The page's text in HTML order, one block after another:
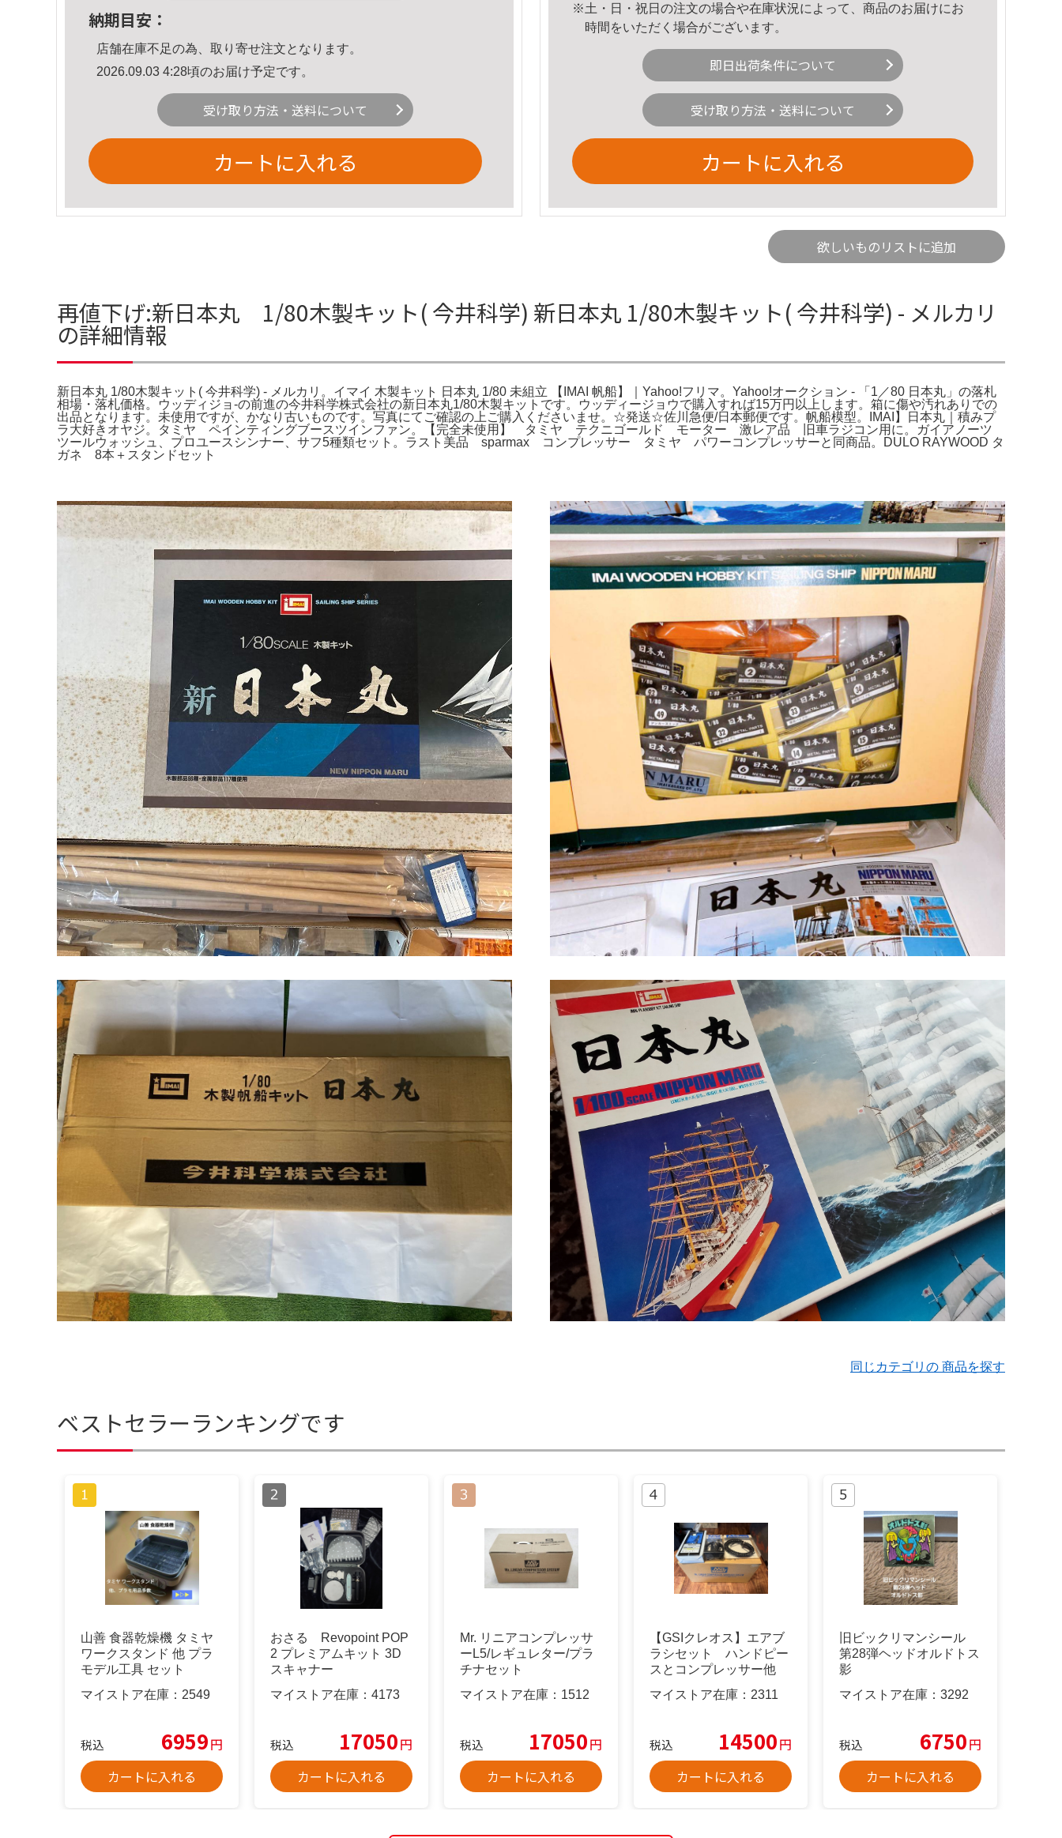
納期目安：
店舗在庫不足の為、取り寄せ注文となります。
2026.09.03 4:28頃のお届け予定です。
受け取り方法・送料について
カートに入れる
※土・日・祝日の注文の場合や在庫状況によって、商品のお届けにお
時間をいただく場合がございます。
即日出荷条件について
受け取り方法・送料について
カートに入れる
欲しいものリストに追加
再値下げ:新日本丸 1/80木製キット( 今井科学) 新日本丸 1/80木製キット( 今井科学) - メルカリ
の詳細情報
新日本丸 1/80木製キット( 今井科学) - メルカリ。イマイ 木製キット 日本丸 1/80 未組立 【IMAI 帆船】｜Yahoo!フリマ。Yahoo!オークション - 「1／80 日本丸」の落札
相場・落札価格。ウッディジョ-の前進の今井科学株式会社の新日本丸1/80木製キットです。ウッディージョウで購入すれば15万円以上します。箱に傷や汚れありでの
出品となります。未使用ですが、かなり古いものです。写真にてご確認の上ご購入くださいませ。☆発送☆佐川急便/日本郵便です。帆船模型。IMAI】日本丸｜積みプ
ラ大好きオヤジ。タミヤ ペインティングブースツインファン。【完全未使用】 タミヤ テクニゴールド モーター 激レア品 旧車ラジコン用に。ガイアノーツ
ツールウォッシュ、プロユースシンナー、サフ5種類セット。ラスト美品 sparmax コンプレッサー タミヤ パワーコンプレッサーと同商品。DULO RAYWOOD タ
ガネ 8本＋スタンドセット
同じカテゴリの 商品を探す
ベストセラーランキングです
山善 食器乾燥機 タミヤ
ワークスタンド 他 プラ
モデル工具 セット
マイストア在庫： 2549
税込 6959円
カートに入れる
おさる Revopoint POP
2 プレミアムキット 3D
スキャナー
マイストア在庫： 4173
税込 17050円
カートに入れる
Mr. リニアコンプレッサ
ーL5/レギュレター/プラ
チナセット
マイストア在庫： 1512
税込 17050円
カートに入れる
【GSIクレオス】エアブ
ラシセット ハンドピー
スとコンプレッサー他
マイストア在庫： 2311
税込 14500円
カートに入れる
旧ビックリマンシール
第28弾ヘッドオルドトス
影
マイストア在庫： 3292
税込 6750円
カートに入れる